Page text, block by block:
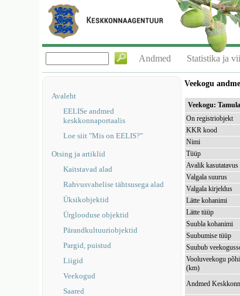
Andmed Statistika ja
Avaleht
EELISe andmed
keskkonnaportaalis
Loe siit "Mis on EELIS?"
Otsing ja artiklid
Kaitstavad alad
Rahvusvahelise tähtsusega alad
Üksikobjektid
Ürglooduse objektid
Pärandkultuuriobjektid
Pargid, puistud
Liigid
Veekogud
Saared
Veekogu
Veekogu:
On registriobjekt
KKR kood
Nimi
Tüüp
Avalik kasutatavus
Valgala suurus
Valgala kirjeldus
Lätte kohanimi
Lätte tüüp
Suubla kohanimi
Suubumise tüüp
Suubub
Vooluveekogu
(km)
Andmed